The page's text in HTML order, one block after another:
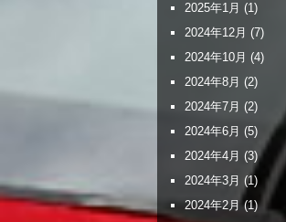
2025年1月 (1)
2024年12月 (7)
2024年10月 (4)
2024年8月 (2)
2024年7月 (2)
2024年6月 (5)
2024年4月 (3)
2024年3月 (1)
2024年2月 (1)